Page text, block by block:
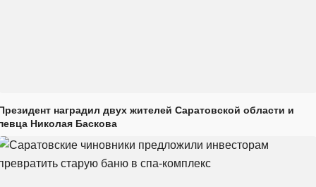
наградил двух жителей Саратовской области и
Николая Баскова